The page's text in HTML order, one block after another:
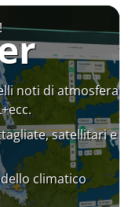
noti di atmosfera
satellitari e
climatico